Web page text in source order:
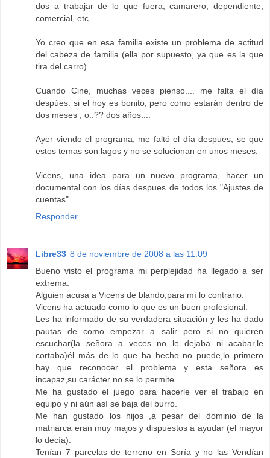
dos a trabajar de lo que fuera, camarero, dependiente,
comercial, etc...
Yo creo que en esa familia existe un problema de actitud
del cabeza de familia (ella por supuesto, ya que es la que
tira del carro).
Cuando Cine, muchas veces pienso.... me falta el día
despúes. si el hoy es bonito, pero como estarán dentro de
dos meses , o..?? dos años....
Ayer viendo el programa, me faltó el día despues, se que
estos temas son lagos y no se solucionan en unos meses.
Vicens, una idea para un nuevo programa, hacer un
documental con los días despues de todos los "Ajustes de
cuentas".
Responder
Libre33 8 de noviembre de 2008 a las 11:09
Bueno visto el programa mi perplejidad ha llegado a ser
extrema.
Alguien acusa a Vicens de blando,para mí lo contrario.
Vicens ha actuado como lo que es un buen profesional.
Les ha informado de su verdadera situación y les ha dado
pautas de como empezar a salir pero si no quieren
escuchar(la señora a veces no le dejaba ni acabar,le
cortaba)él más de lo que ha hecho no puede,lo primero
hay que reconocer el problema y esta señora es
incapaz,su carácter no se lo permite.
Me ha gustado el juego para hacerle ver el trabajo en
equipo y ni aún así se baja del burro.
Me han gustado los hijos ,a pesar del dominio de la
matriarca eran muy majos y dispuestos a ayudar (el mayor
lo decía).
Tenían 7 parcelas de terreno en Soría y no las Vendían